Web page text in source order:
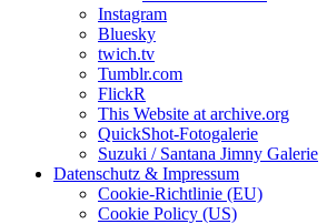
Instagram
Bluesky
twich.tv
Tumblr.com
FlickR
This Website at archive.org
QuickShot-Fotogalerie
Suzuki / Santana Jimny Galerie
Datenschutz & Impressum
Cookie-Richtlinie (EU)
Cookie Policy (US)